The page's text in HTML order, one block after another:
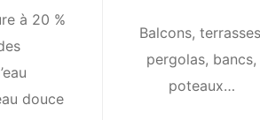
à 20 %
douce
Balcons,
pergolas, bancs,
poteaux…